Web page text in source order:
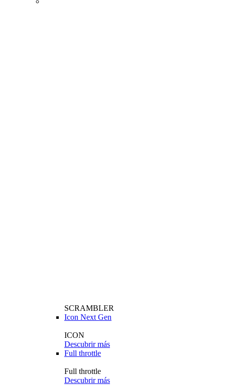
SCRAMBLER
Icon Next Gen
ICON
Descubrir más
Full throttle
Full throttle
Descubrir más